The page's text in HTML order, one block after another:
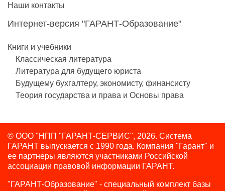
Наши контакты
Интернет-версия "ГАРАНТ-Образование"
Книги и учебники
Классическая литература
Литература для будущего юриста
Будущему бухгалтеру, экономисту, финансисту
Теория государства и права и Основы права
© ООО "НПП "ГАРАНТ-СЕРВИС", 2026. Система
ГАРАНТ выпускается с 1990 года. Компания "Гарант" и
ее партнеры являются участниками Российской
ассоциации правовой информации ГАРАНТ.
"ГАРАНТ-Образование" - специальный комплект базы